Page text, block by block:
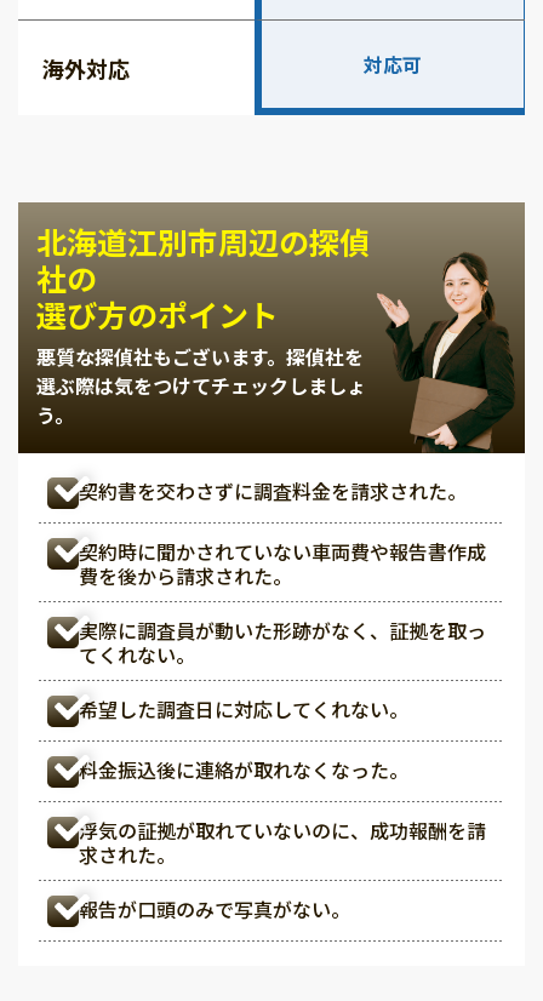
海外対応 対応可
北海道江別市周辺の探偵
社の
選び方のポイント
悪質な探偵社もございます。 探偵社を
選ぶ際は気をつけてチェックしましょ
う。
契約書を交わさずに調査料金を請求された。
契約時に聞かされていない車両費や報告書作成
費を後から請求された。
実際に調査員が動いた形跡がなく、証拠を取っ
てくれない。
希望した調査日に対応してくれない。
料金振込後に連絡が取れなくなった。
浮気の証拠が取れていないのに、成功報酬を請
求された。
報告が口頭のみで写真がない。